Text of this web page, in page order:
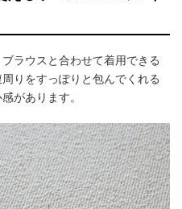
ラウスと合わせて着用できる
りをすっぽりと包んでくれる
があります。